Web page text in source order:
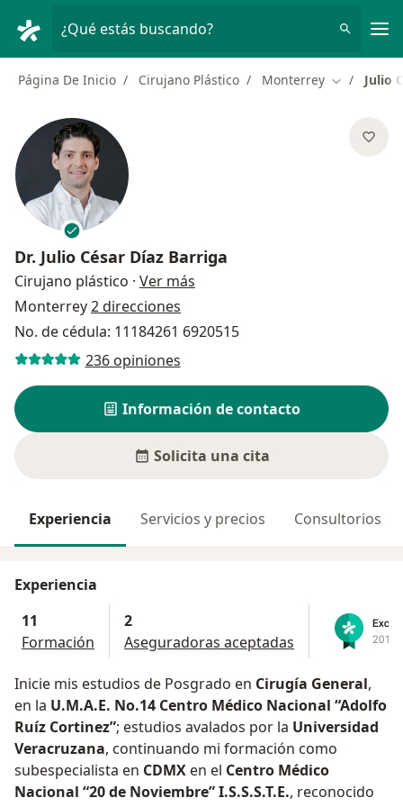
¿Qué estás buscando?
Página De Inicio Cirujano Plástico Monterrey Cambiar
Julio
Dr. Julio César Díaz Barriga
Cirujano plástico · Ver más
Monterrey2 direcciones
No. de cédula: 11184261 6920515
236 opiniones
Información de contacto
Solicita una cita
Experiencia Servicios y precios Consultorios
Experiencia
11
Formación
2
Aseguradoras aceptadas
Inicie mis estudios de Posgrado en Cirugía General,
en la U.M.A.E. No.14 Centro Médico Nacional “Adolfo
Ruíz Cortinez”; estudios avalados por la Universidad
Veracruzana, continuando mi formación como
subespecialista en CDMX en el Centro Médico
Nacional “20 de Noviembre” I.S.S.S.T.E., reconocido